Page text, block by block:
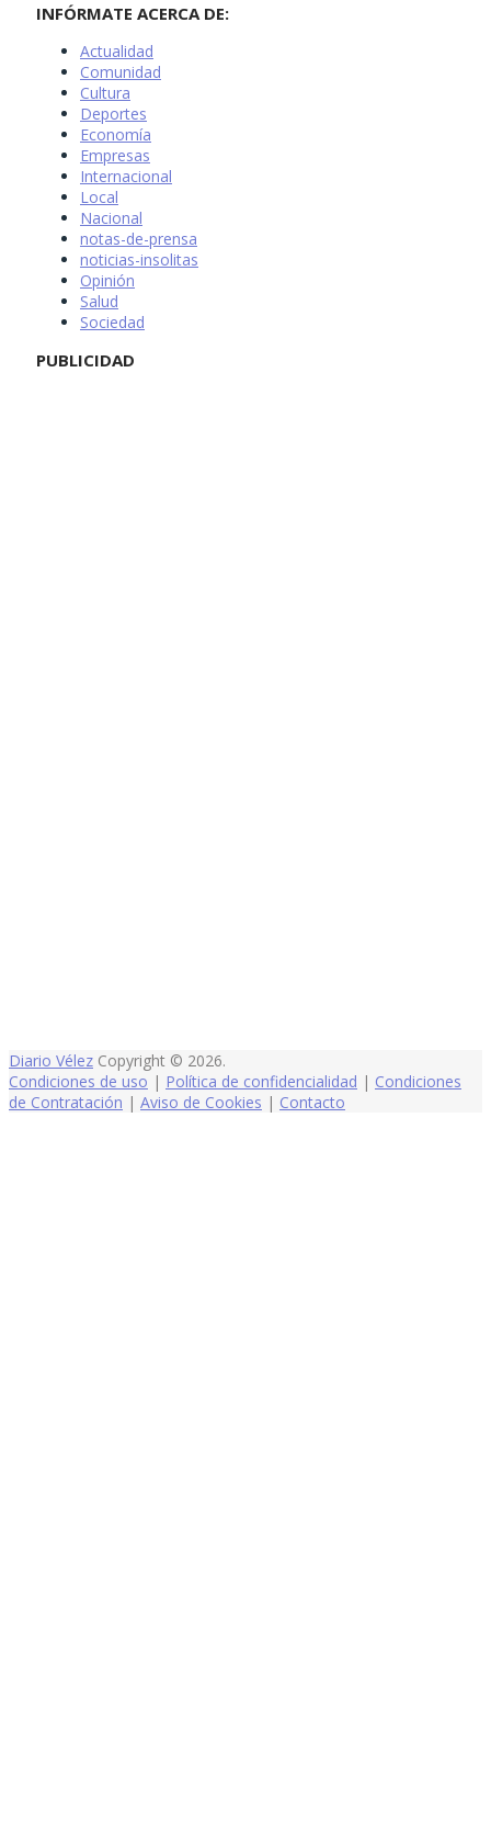
INFÓRMATE ACERCA DE:
Actualidad
Comunidad
Cultura
Deportes
Economía
Empresas
Internacional
Local
Nacional
notas-de-prensa
noticias-insolitas
Opinión
Salud
Sociedad
PUBLICIDAD
Diario Vélez Copyright © 2026.
Condiciones de uso | Política de confidencialidad | Condiciones
de Contratación | Aviso de Cookies | Contacto